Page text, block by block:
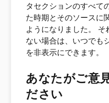
タセクションのすべて
た時期とそのソースに
ようになりました。
ない場合は、いつでも
を非表示にできます。
あなたがご意
ださい